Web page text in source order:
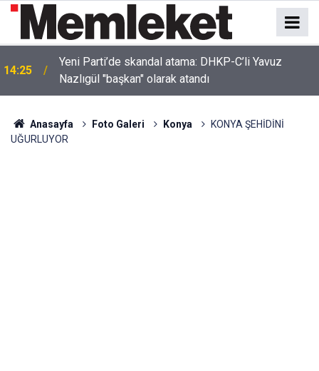
14:25
Yeni Parti’de skandal atama: DHKP-C’li Yavuz
Nazlıgül "başkan" olarak atandı
Anasayfa Foto Galeri Konya
KONYA ŞEHİDİNİ
UĞURLUYOR